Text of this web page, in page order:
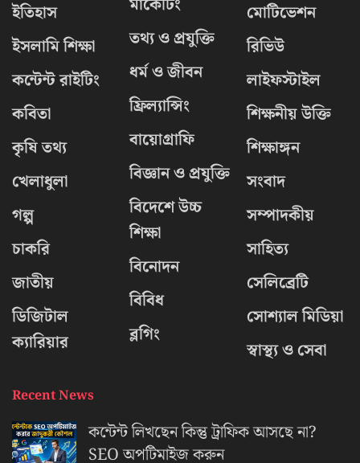
ইতিহাস
ইসলামি শিক্ষা
কন্টেন্ট রাইটিং
কবিতা
কৃষি তথ্য
খেলাধুলা
গল্প
চাকরি
জাতীয়
ডিজিটাল
ক্যারিয়ার
তথ্য ও প্রযুক্তি
ধর্ম ও জীবন
ফ্রিল্যান্সিং
বায়োগ্রাফি
বিজ্ঞান ও প্রযুক্তি
বিদেশে উচ্চ
শিক্ষা
বিনোদন
বিবিধ
ব্লগিং
মোটিভেশন
রিভিউ
লাইফস্টাইল
শিক্ষনীয় উক্তি
শিক্ষাঙ্গন
সংবাদ
সম্পাদকীয়
সাহিত্য
সেলিব্রেটি
সোশ্যাল মিডিয়া
স্বাস্থ্য ও সেবা
Recent News
কন্টেন্ট লিখছেন কিন্তু ট্রাফিক আসছে না?
‍SEO অপটিমাইজ করুন